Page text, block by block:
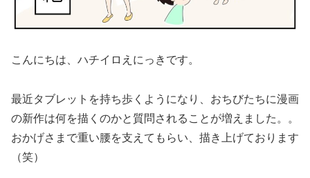
こんにちは、ハチイロえにっきです。
最近タブレットを持ち歩くようになり、おちびたちに漫画
の新作は何を描くのかと質問されることが増えました。。
おかげさまで重い腰を支えてもらい、描き上げております
（笑）